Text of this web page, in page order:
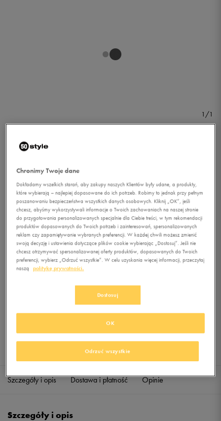
1/1
NIKE BLUZA CLUB FLC FZ
HOODY
0.0(
89,99zł z Vat
+ 450 PKT WKLUBIE 50 STYLE
Jeśli artykuł będzie ponownie dostępny, otrzymasz od nas powiadomienie.
Powiadom o dostępności
L Powiadom o dostępności
Sprawdź dostępność w salonach
Szczegóły i opis Dostawa i płatność Opinie
Szczegóły i opis
Chronimy Twoje dane
Dokładamy wszelkich starań, aby zakupy naszych Klientów były udane, a produkty,
które wybierają – najlepiej dopasowane do ich potrzeb. Robimy to jednak przy pełnym
poszanowaniu bezpieczeństwa wszystkich danych osobowych. Kliknij „OK”, jeśli
chcesz, abyśmy wykorzystywali informacje o Twoich zachowaniach na naszej stronie
do przygotowania personalizowanych specjalnie dla Ciebie treści, w tym rekomendacji
produktów dopasowanych do Twoich potrzeb i zainteresowań, spersonalizowanych
reklam czy zapamiętywanie wybranych preferencji. W każdej chwili możesz zmienić
swoją decyzję i ustawienia dotyczące plików cookie wybierając „Dostosuj”. Jeśli nie
chcesz otrzymywać spersonalizowanej oferty produktów, dopasowanych do Twoich
preferencji, wybierz „Odrzuć wszystkie”. W celu uzyskania więcej informacji, przeczytaj
naszą
politykę prywatności.
Dostosuj
Odrzuć wszystkie
OK